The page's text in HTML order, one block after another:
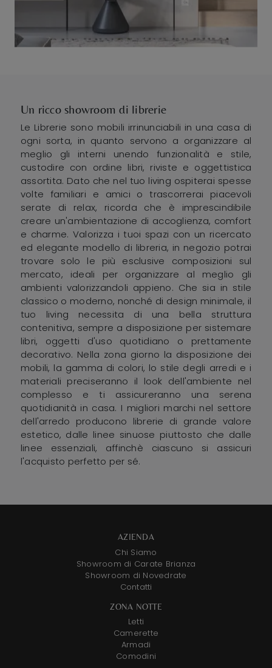
Un ricco showroom di librerie
Le Librerie sono mobili irrinunciabili in una casa di
ogni sorta, in quanto servono a organizzare al
meglio gli interni unendo funzionalità e stile,
custodire con ordine libri, riviste e oggettistica
assortita. Dato che nel tuo living ospiterai spesse
volte familiari e amici o trascorrerai piacevoli
serate di relax, ricorda che è imprescindibile
creare un'ambientazione di accoglienza, comfort
e charme. Valorizza i tuoi spazi con un ricercato
ed elegante modello di libreria, in negozio potrai
trovare solo le più esclusive composizioni sul
mercato, ideali per organizzare al meglio gli
ambienti valorizzandoli appieno. Che sia in stile
classico o moderno, nonché di design minimale, il
tuo living necessita di una bella struttura
contenitiva, sempre a disposizione per sistemare
libri, oggetti d'uso quotidiano o prettamente
decorativo. Nella zona giorno la disposizione dei
mobili, la gamma di colori, lo stile degli arredi e i
materiali preciseranno il look dell'ambiente nel
complesso e ti assicureranno una serena
quotidianità in casa. I migliori marchi nel settore
dell'arredo producono librerie di grande valore
estetico, dalle linee sinuose piuttosto che dalle
linee essenziali, affinchè ciascuno si assicuri
l'acquisto perfetto per sé.
ZONA NOTTE
Letti
Camerette
Armadi
Comodini
AZIENDA
Chi Siamo
Showroom di Carate Brianza
Showroom di Novedrate
Contatti